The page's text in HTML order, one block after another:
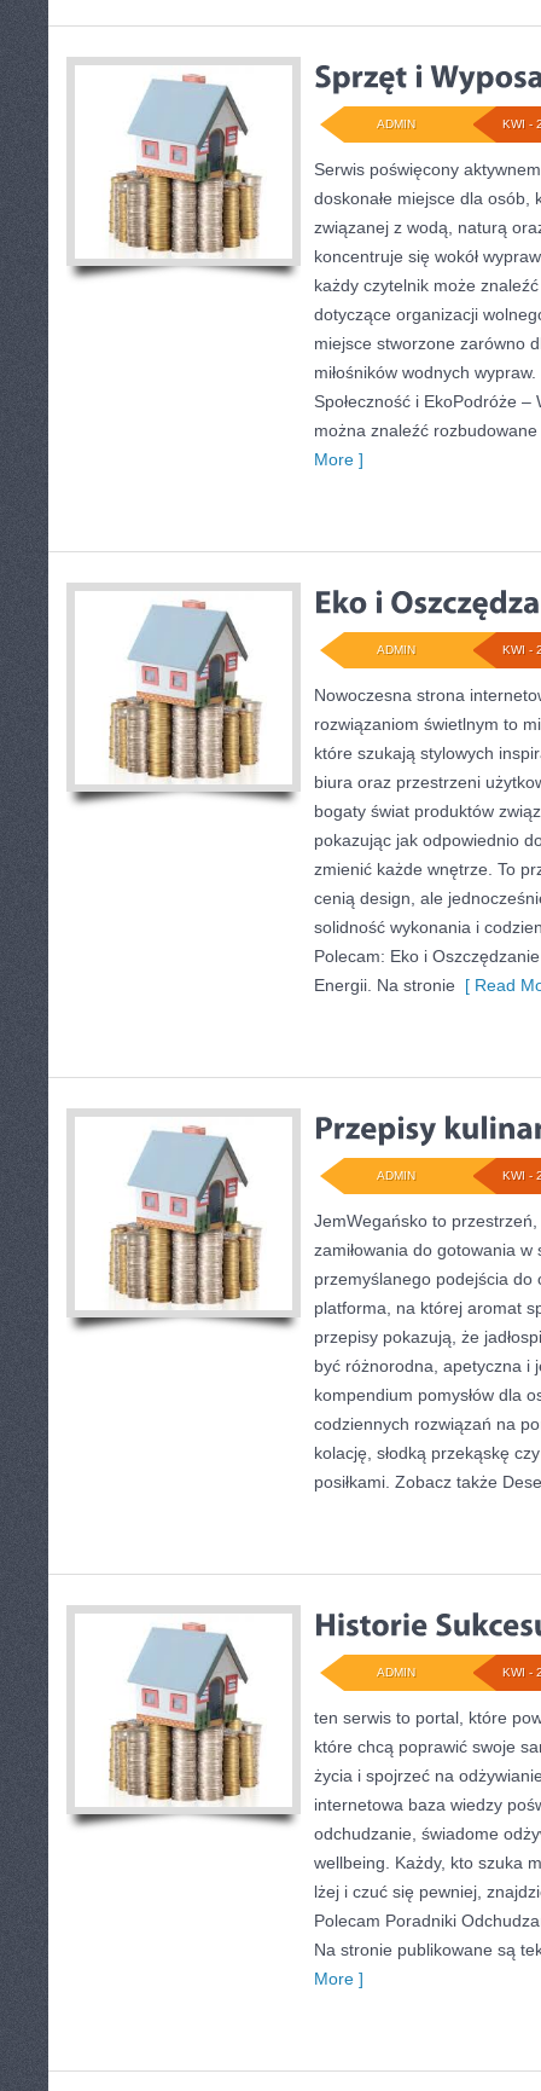
KWI -
ADMIN
Serwis poświęcony
doskonałe miejsce dla
związanej z wodą, naturą
koncentruje się wokół
każdy czytelnik może
dotyczące organizacji
miejsce stworzone zarówno
miłośników wodnych
Społeczność i EkoPodróże
można znaleźć
More ]
KWI -
ADMIN
Nowoczesna strona
rozwiązaniom świetlnym to
które szukają stylowych
biura oraz przestrzeni
bogaty świat produktów
pokazując jak odpowiednio
zmienić każde wnętrze. To
cenią design, ale
solidność wykonania i
Polecam: Eko i
Energii. Na stronie [ Read
KWI -
ADMIN
JemWegańsko to przestrzeń,
zamiłowania do gotowania w
przemyślanego podejścia do
platforma, na której aromat
przepisy pokazują, że
być różnorodna, apetyczna i
kompendium pomysłów dla
codziennych rozwiązań na
kolację, słodką przekąskę
posiłkami. Zobacz także
KWI -
ADMIN
ten serwis to portal, które
które chcą poprawić swoje
życia i spojrzeć na
internetowa baza wiedzy
odchudzanie, świadome
wellbeing. Każdy, kto szuka
lżej i czuć się pewniej,
Polecam Poradniki
Na stronie publikowane są
More ]